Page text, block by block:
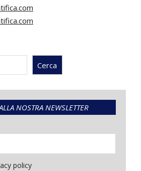
Cerca
NOSTRA NEWSLETTER
policy